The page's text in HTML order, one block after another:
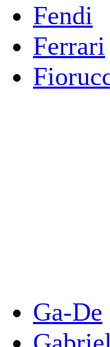
Fendi
Ferrari
Ga-De